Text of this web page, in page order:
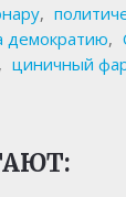
,
демократию,
, циничный